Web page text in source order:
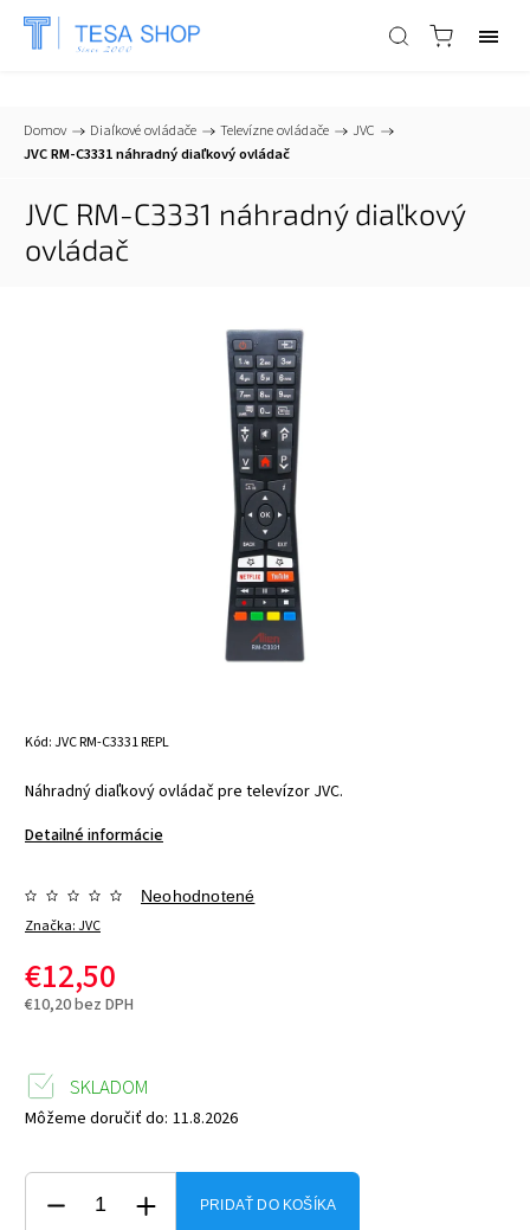
📞+421 903 553 805 info@tesa-systems.sk
Domov / Diaľkové ovládače / Televízne ovládače / JVC /
JVC RM-C3331 náhradný diaľkový ovládač
JVC RM-C3331 náhradný diaľkový
ovládač
Kód:JVC RM-C3331 REPL
Náhradný diaľkový ovládač pre televízor JVC.
Detailné informácie
Značka:JVC
Neohodnotené
€12,50
€10,20 bez DPH
SKLADOM
Môžeme doručiť do: 11.8.2026
PRIDAŤ DO KOŠÍKA